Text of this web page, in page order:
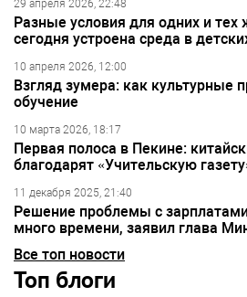
29 апреля 2026, 22:48
Разные условия для одних и тех
сегодня устроена среда в
10 апреля 2026, 12:00
Взгляд зумера: как культурные
обучение
10 марта 2026, 18:17
Первая полоса в Пекине:
благодарят «Учительскую
11 декабря 2025, 21:40
Решение проблемы с
много времени, заявил глава
Все топ новости
Топ блоги